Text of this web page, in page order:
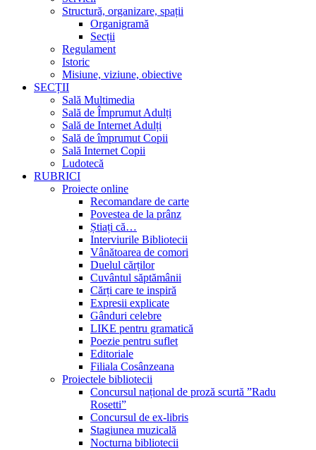
Structură, organizare, spații
Organigramă
Secții
Regulament
Istoric
Misiune, viziune, obiective
SECȚII
Sală Multimedia
Sală de Împrumut Adulți
Sală de Internet Adulți
Sală de împrumut Copii
Sală Internet Copii
Ludotecă
RUBRICI
Proiecte online
Recomandare de carte
Povestea de la prânz
Știați că…
Interviurile Bibliotecii
Vânătoarea de comori
Duelul cărților
Cuvântul săptămânii
Cărți care te inspiră
Expresii explicate
Gânduri celebre
LIKE pentru gramatică
Poezie pentru suflet
Editoriale
Filiala Cosânzeana
Proiectele bibliotecii
Concursul național de proză scurtă ”Radu
Rosetti”
Concursul de ex-libris
Stagiunea muzicală
Nocturna bibliotecii